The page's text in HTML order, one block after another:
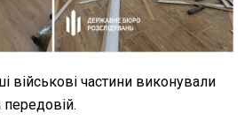
військові частини виконували